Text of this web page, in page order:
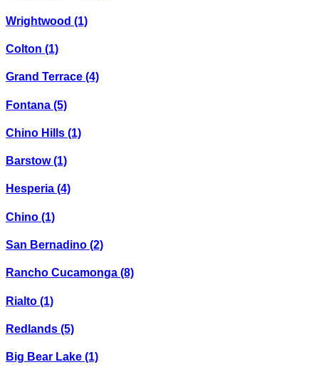
Wrightwood (1)
Colton (1)
Grand Terrace (4)
Fontana (5)
Chino Hills (1)
Barstow(1)
Hesperia (4)
Chino (1)
San Bernadino (2)
Rancho Cucamonga (8)
Rialto (1)
Redlands (5)
Big Bear Lake (1)